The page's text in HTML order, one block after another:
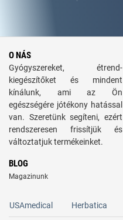
O NÁS
Gyógyszereket, étrend-
kiegészítőket és mindent
kínálunk, ami az Ön
egészségére jótékony hatással
van. Szeretünk segíteni, ezért
rendszeresen frissítjük és
változtatjuk termékeinket.
BLOG
Magazinunk
USAmedical Herbatica